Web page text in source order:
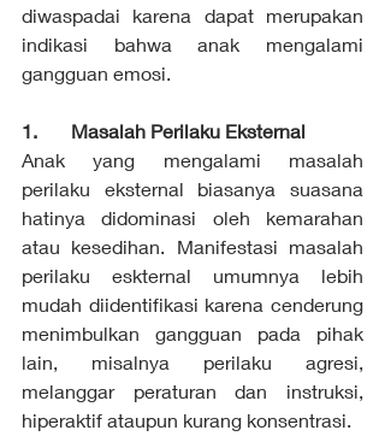
diwaspadai karena dapat merupakan
indikasi bahwa anak mengalami
gangguan emosi.
1.       Masalah Perilaku Eksternal
Anak yang mengalami masalah
perilaku eksternal biasanya suasana
hatinya didominasi oleh kemarahan
atau kesedihan. Manifestasi masalah
perilaku eskternal umumnya lebih
mudah diidentifikasi karena cenderung
menimbulkan gangguan pada pihak
lain, misalnya perilaku agresi,
melanggar peraturan dan instruksi,
hiperaktif ataupun kurang konsentrasi.